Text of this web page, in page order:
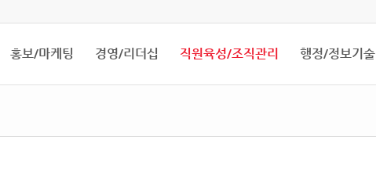
홍보/마케팅 경영/리더십 직원육성/조직관리 행정/정보기술